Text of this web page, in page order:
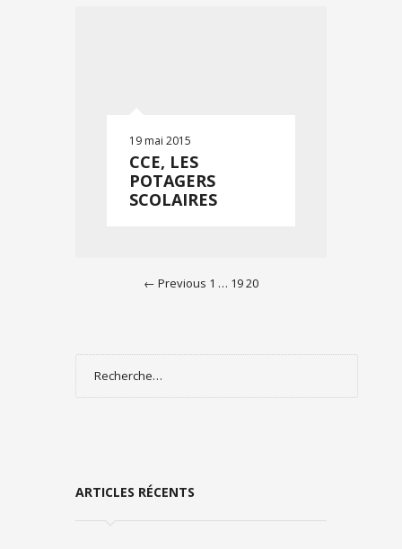
19 mai 2015
CCE, LES
POTAGERS
SCOLAIRES
← Previous 1 … 1920
ARTICLES RÉCENTS